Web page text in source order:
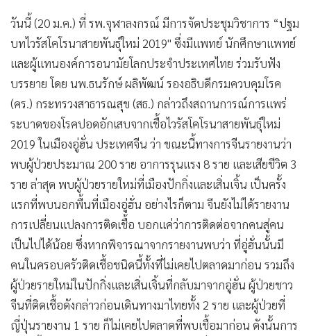
•
หุ้น
อินโดจีน
กองทุนรวม
• Celeb Online
• Factcheck
• ญี่ปุ่น
• News1
• Gotomanager
วันนี้ (20 ม.ค.) ที่ รพ.จุฬาลงกรณ์ มีการจัดประชุมวิชาการ “ปฐม
บทไวรัสโคโรนาสายพันธุ์ใหม่ 2019" ซึ่งมีแพทย์ นักศึกษาแพทย์
และผู้แทนองค์การอนามัยโลกประจำประเทศไทย ร่วมรับฟัง
บรรยาย โดย นพ.ธนรักษ์ ผลิพัฒน์ รองอธิบดีกรมควบคุมโรค
(คร.) กระทรวงสาธารณสุข (สธ.) กล่าวถึงสถานการณ์การแพร่
ระบาดของโรคปอดอักเสบจากเชื้อไวรัสโคโรนาสายพันธุ์ใหม่
2019 ในเมืองอู่ฮั่น ประเทศจีน ว่า ขณะนี้ทางการจีนรายงานว่า
พบผู้ป่วยประมาณ 200 ราย อาการรุนแรง 8 ราย และเสียชีวิต 3
ราย ล่าสุด พบผู้ป่วยรายใหม่ที่เมืองปักกิ่งและเสิ่นเจิ้น เป็นครั้ง
แรกที่พบนอกพื้นที่เมืองอู่ฮั่น อย่างไรก็ตาม จีนยังไม่ได้รายงาน
การเปลี่ยนแปลงการติดเชื้อ บอกแค่ว่าการติดต่อจากคนสู่คน
เป็นไปได้น้อย ซึ่งหากพิจารณาจากรายงานพบว่า ที่อู่ฮั่นนั้นมี
คนในครอบครัวติดเชื้อชนิดนี้ทั้งที่ไม่เคยไปตลาดมาก่อน รวมถึง
ผู้ป่วยรายใหม่ในปักกิ่งและเสิ่นเจิ้นที่กลับมาจากอู่ฮั่น ผู้ป่วยชาว
จีนที่ติดเชื้อดังกล่าวก่อนเดินทางมาไทยทั้ง 2 ราย และผู้ป่วยที่
ญี่ปุ่นรายงาน 1 ราย ก็ไม่เคยไปตลาดที่พบเชื้อมาก่อน ดังนั้นการ